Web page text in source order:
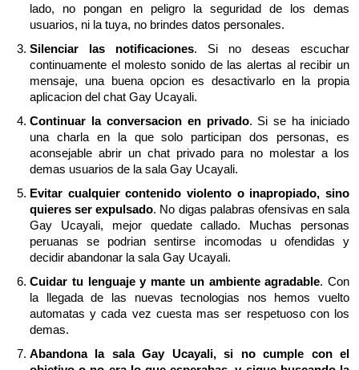
lado, no pongan en peligro la seguridad de los demas
usuarios, ni la tuya, no brindes datos personales.
Silenciar las notificaciones. Si no deseas escuchar
continuamente el molesto sonido de las alertas al recibir un
mensaje, una buena opcion es desactivarlo en la propia
aplicacion del chat Gay Ucayali.
Continuar la conversacion en privado. Si se ha iniciado
una charla en la que solo participan dos personas, es
aconsejable abrir un chat privado para no molestar a los
demas usuarios de la sala Gay Ucayali.
Evitar cualquier contenido violento o inapropiado, sino
quieres ser expulsado. No digas palabras ofensivas en sala
Gay Ucayali, mejor quedate callado. Muchas personas
peruanas se podrian sentirse incomodas u ofendidas y
decidir abandonar la sala Gay Ucayali.
Cuidar tu lenguaje y mante un ambiente agradable. Con
la llegada de las nuevas tecnologias nos hemos vuelto
automatas y cada vez cuesta mas ser respetuoso con los
demas.
Abandona la sala Gay Ucayali, si no cumple con el